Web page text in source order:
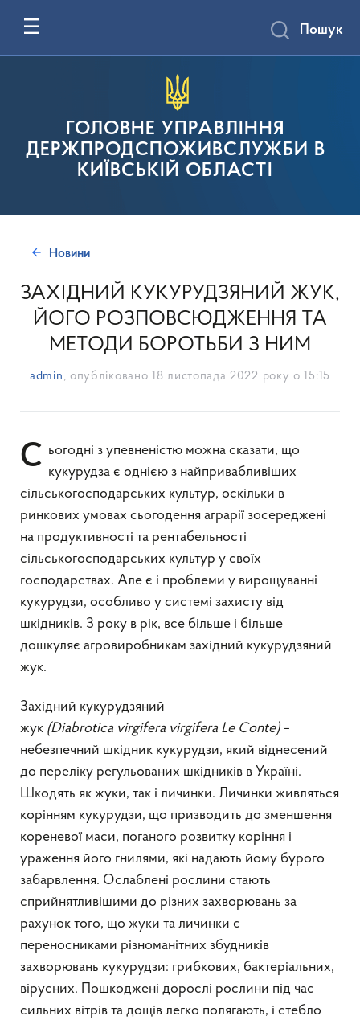
ГОЛОВНЕ УПРАВЛІННЯ
ДЕРЖПРОДСПОЖИВСЛУЖБИ В
КИЇВСЬКІЙ ОБЛАСТІ
Пошук
Новини
ЗАХІДНИЙ КУКУРУДЗЯНИЙ ЖУК,
ЙОГО РОЗПОВСЮДЖЕННЯ ТА
МЕТОДИ БОРОТЬБИ З НИМ
admin , опубліковано 18 листопада 2022 року о 15:15
Сьогодні з упевненістю можна сказати, що кукурудза є однією з найпривабливіших
сільськогосподарських культур, оскільки в
ринкових умовах сьогодення аграрії зосереджені
на продуктивності та рентабельності
сільськогосподарських культур у своїх
господарствах. Але є і проблеми у вирощуванні
кукурудзи, особливо у системі захисту від
шкідників. З року в рік, все більше і більше
дошкуляє агровиробникам західний кукурудзяний
жук.
Західний кукурудзяний
жук (Diabrotica virgifera virgifera Le Conte) –
небезпечний шкідник кукурудзи, який віднесений
до переліку регульованих шкідників в Україні.
Шкодять як жуки, так і личинки. Личинки живляться
корінням кукурудзи, що призводить до зменшення
кореневої маси, поганого розвитку коріння і
ураження його гнилями, які надають йому бурого
забарвлення. Ослаблені рослини стають
сприйнятливішими до різних захворювань за
рахунок того, що жуки та личинки є
переносниками різноманітних збудників
захворювань кукурудзи: грибкових, бактеріальних,
вірусних. Пошкоджені дорослі рослини під час
сильних вітрів та дощів легко полягають, і стебло